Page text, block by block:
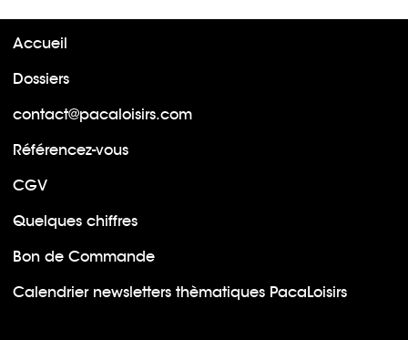
Accueil
Dossiers
contact@pacaloisirs.com
Référencez-vous
CGV
Quelques chiffres
Bon de Commande
Calendrier newsletters thèmatiques PacaLoisirs